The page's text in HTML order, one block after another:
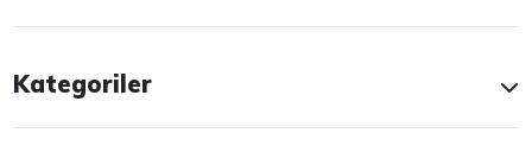
Kategoriler